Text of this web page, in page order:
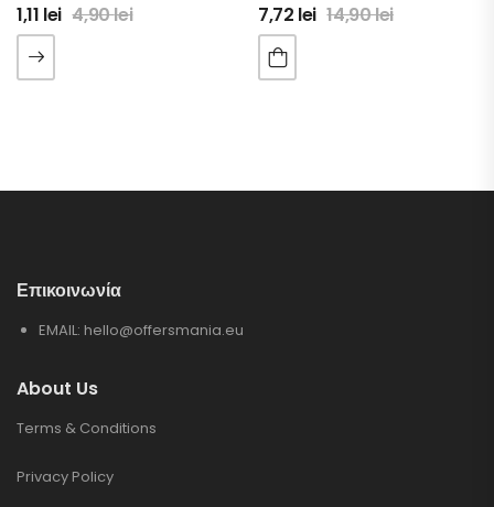
1,11 lei 4,90lei 7,72 lei 14,90lei
Επικοινωνία
EMAIL: hello@offersmania.eu
About Us
Terms & Conditions
Privacy Policy